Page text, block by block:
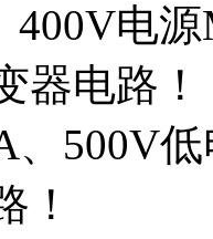
400V电
器电路！
、500V
！